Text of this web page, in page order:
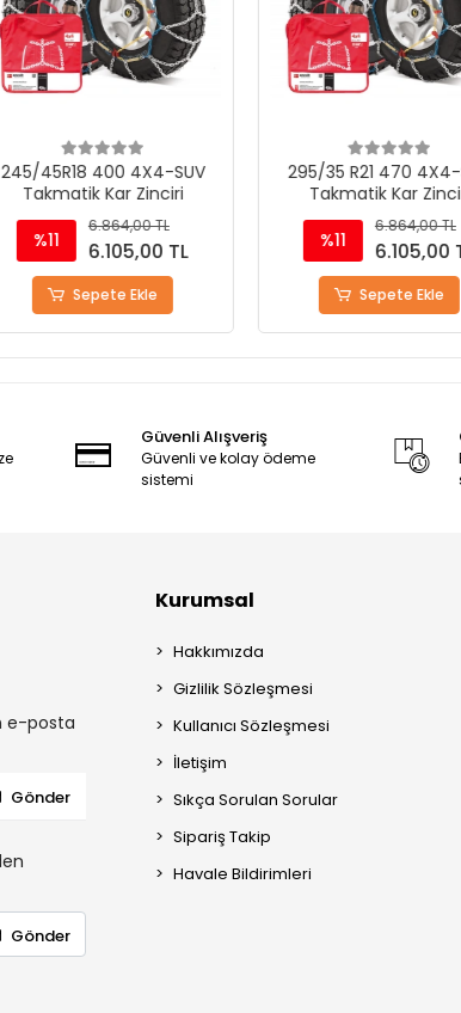
245/45R18 400 4X4-SUV
Takmatik Kar Zinciri
%11
6.864,00 TL
6.105,00 TL
Sepete Ekle
295/35 R21 470 4X4-
Takmatik Kar
%11
6.864,00 TL
6.105,00
Sepete Ekle
Güvenli Alışveriş
Güvenli ve kolay ödeme
sistemi
e-posta
Gönder
Gönder
Kurumsal
Hakkımızda
Gizlilik Sözleşmesi
Kullanıcı Sözleşmesi
İletişim
Sıkça Sorulan Sorular
Sipariş Takip
Havale Bildirimleri